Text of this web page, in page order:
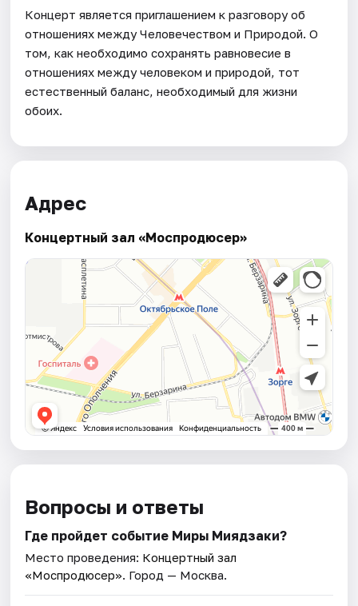
Концерт является приглашением к разговору об
отношениях между Человечеством и Природой. О
том, как необходимо сохранять равновесие в
отношениях между человеком и природой, тот
естественный баланс, необходимый для жизни
обоих.
Адрес
Концертный зал «Моспродюсер»
Вопросы и ответы
Где пройдет событие Миры Миядзаки?
Место проведения: Концертный зал
«Моспродюсер». Город — Москва.